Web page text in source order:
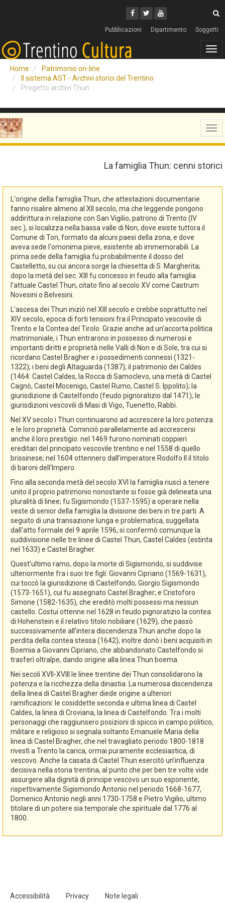
Facebook
Twitter
Youtube
Pubblicazioni Dipartimento Soggetti
Home
Patrimonio on-line
Il sistema AST - Archivi storici del Trentino
Progetto archivi Thun
La famiglia Thun: cenni storici
L'origine della famiglia Thun, che attestazioni documentarie
fanno risalire almeno al XII secolo, ma che leggende pongono
addirittura in relazione con San Vigilio, patrono di Trento (IV
sec.), si localizza nella bassa valle di Non, dove esiste tuttora il
Comune di Ton, formato da alcuni paesi della zona, e dove
aveva sede l'omonima pieve, esistente ab immemorabili. La
prima sede della famiglia fu probabilmente il dosso del
Castelletto, su cui ancora sorge la chiesetta di S. Margherita;
dopo la metà del sec. XIII fu concesso in feudo alla famiglia
l’attuale Castel Thun, citato fino al secolo XV come Castrum
Novesini o Belvesini.
L’ascesa dei Thun iniziò nel XIII secolo e crebbe soprattutto nel
XIV secolo, epoca di forti tensioni fra il Principato vescovile di
Trento e la Contea del Tirolo. Grazie anche ad un’accorta politica
matrimoniale, i Thun entrarono in possesso di numerosi e
importanti diritti e proprietà nelle Valli di Non e di Sole, tra cui si
ricordano Castel Bragher e i possedimenti connessi (1321-
1322); i beni degli Altaguarda (1387); il patrimonio dei Caldes
(1464: Castel Caldes, la Rocca di Samoclevo, una metà di Castel
Cagnò, Castel Mocenigo, Castel Rumo, Castel S. Ippolito); la
giurisdizione di Castelfondo (feudo pignoratizio dal 1471); le
giurisdizioni vescovili di Masi di Vigo, Tuenetto, Rabbi.
Nel XV secolo i Thun continuarono ad accrescere la loro potenza
e le loro proprietà. Cominciò parallelamente ad accrescersi
anche il loro prestigio: nel 1469 furono nominati coppieri
ereditari del principato vescovile trentino e nel 1558 di quello
brissinese; nel 1604 ottennero dall’imperatore Rodolfo II il titolo
di baroni dell'Impero.
Fino alla seconda metà del secolo XVI la famiglia riuscì a tenere
unito il proprio patrimonio nonostante si fosse già delineata una
pluralità di linee; fu Sigismondo (1537-1595) a operare nella
veste di senior della famiglia la divisione dei beni in tre parti. A
seguito di una transazione lunga e problematica, suggellata
dall'atto formale del 9 aprile 1596, si confermò comunque la
suddivisione nelle tre linee di Castel Thun, Castel Caldes (estinta
nel 1633) e Castel Bragher.
Quest’ultimo ramo, dopo la morte di Sigismondo, si suddivise
ulteriormente fra i suoi tre figli: Giovanni Cipriano (1569-1631),
cui toccò la giurisdizione di Castelfondo; Giorgio Sigismondo
(1573-1651), cui fu assegnato Castel Bragher; e Cristoforo
Simone (1582-1635), che ereditò molti possessi ma nessun
castello. Costui ottenne nel 1628 in feudo pignoratizio la contea
di Hohenstein e il relativo titolo nobiliare (1629), che passò
successivamente all’intera discendenza Thun anche dopo la
perdita della contea stessa (1642); inoltre donò i beni acquisiti in
Boemia a Giovanni Cipriano, che abbandonato Castelfondo si
trasferì oltralpe, dando origine alla linea Thun boema.
Nei secoli XVII-XVIII le linee trentine dei Thun consolidarono la
potenza e la ricchezza della dinastia. La numerosa discendenza
della linea di Castel Bragher diede origine a ulteriori
ramificazioni: le cosiddette seconda e ultima linea di Castel
Caldes, la linea di Croviana, la linea di Castelfondo. Tra i molti
personaggi che raggiunsero posizioni di spicco in campo politico,
militare e religioso si segnala soltanto Emanuele Maria della
linea di Castel Bragher, che nel travagliato periodo 1800-1818
rivestì a Trento la carica, ormai puramente ecclesiastica, di
vescovo. Anche la casata di Castel Thun esercitò un’influenza
decisiva nella storia trentina, al punto che per ben tre volte vide
assurgere alla dignità di principe vescovo un suo esponente,
rispettivamente Sigismondo Antonio nel periodo 1668-1677,
Domenico Antonio negli anni 1730-1758 e Pietro Vigilio, ultimo
titolare di un potere sia temporale che spirituale dal 1776 al
1800.
Accessibilità Privacy Note legali